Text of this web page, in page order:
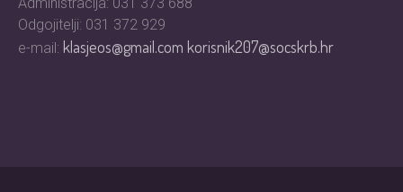
Odgojitelji: 031 372 929
e-mail: klasjeos@gmail.comkorisnik207@socskrb.hr